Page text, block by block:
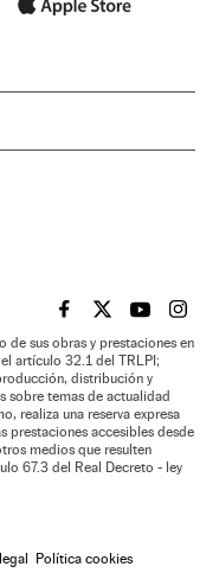
EL PAÍS BRASIL EN
EL PAÍSEL PAÍS
EL
de sus obras y prestaciones en
artículo 32.1 del TRLPI;
distribución y
sobre temas de actualidad
realiza una reserva expresa
prestaciones accesibles desde
medios que resulten
67.3 del Real Decreto - ley
Política cookies